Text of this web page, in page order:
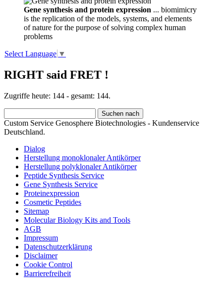
Gene synthesis and protein expression ... biomimicry
is the replication of the models, systems, and elements
of nature for the purpose of solving complex human
problems
Select Language ▼
RIGHT said FRET !
Zugriffe heute: 144 - gesamt: 144.
Custom Service Genosphere Biotechnologies - Kundenservice
Deutschland.
Dialog
Herstellung monoklonaler Antikörper
Herstellung polyklonaler Antikörper
Peptide Synthesis Service
Gene Synthesis Service
Proteinexpression
Cosmetic Peptides
Sitemap
Molecular Biology Kits and Tools
AGB
Impressum
Datenschutzerklärung
Disclaimer
Cookie Control
Barrierefreiheit